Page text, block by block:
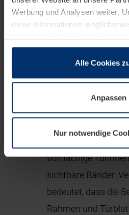
Werbung und Analysen weiter.
diese Informationen
sie im Rahmen Ihrer Nutzung
wenn diese für den Betrieb
notwendig sind. Für alle
wir Ihre Erlaubnis. Ihre
Datenschutzerklärungunserer
widerrufen.
Alle Cookies
Anpassen
Nur notwendige